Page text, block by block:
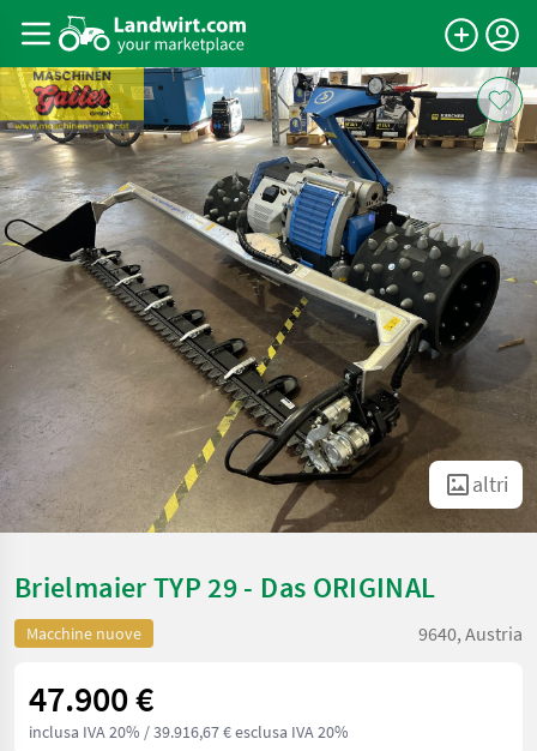
altri
Brielmaier TYP 29 - Das ORIGINAL
Macchine nuove 9640, Austria
47.900 €
inclusa IVA 20% / 39.916,67 € esclusa IVA 20%